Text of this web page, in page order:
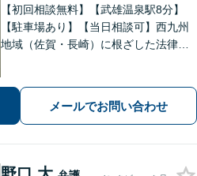
【初回相談無料】【武雄温泉駅8分】
【駐車場あり】【当日相談可】西九州
地域（佐賀・長崎）に根ざした法律事
親しみやすい弁護士として、あなたの
お悩みをしっかり受け止めます！
メールでお問い合わせ